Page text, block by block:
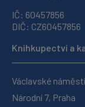
IČ: 60457856
DIČ: CZ60457856
Knihkupectví a
Václavské
Národní 7, Praha